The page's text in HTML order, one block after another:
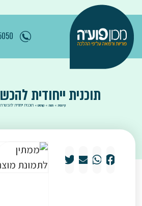
תוכנית ייחודית
חנות» קורסים»תוכנית ייחודית להכשרת רמי"ם